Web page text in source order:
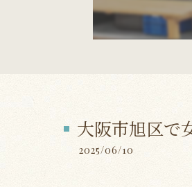
大阪市旭区で
2025/06/10